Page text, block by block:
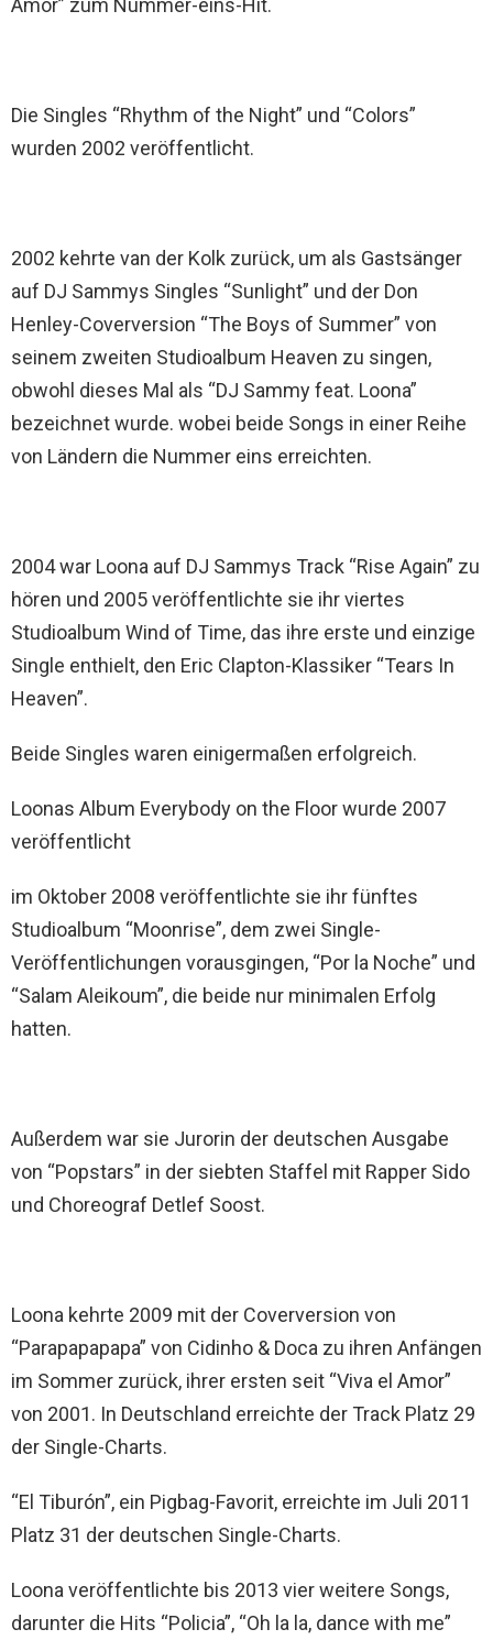
Amor” zum Nummer-eins-Hit.
Die Singles “Rhythm of the Night” und “Colors”
wurden 2002 veröffentlicht.
2002 kehrte van der Kolk zurück, um als Gastsänger
auf DJ Sammys Singles “Sunlight” und der Don
Henley-Coverversion “The Boys of Summer” von
seinem zweiten Studioalbum Heaven zu singen,
obwohl dieses Mal als “DJ Sammy feat. Loona”
bezeichnet wurde. wobei beide Songs in einer Reihe
von Ländern die Nummer eins erreichten.
2004 war Loona auf DJ Sammys Track “Rise Again” zu
hören und 2005 veröffentlichte sie ihr viertes
Studioalbum Wind of Time, das ihre erste und einzige
Single enthielt, den Eric Clapton-Klassiker “Tears In
Heaven”.
Beide Singles waren einigermaßen erfolgreich.
Loonas Album Everybody on the Floor wurde 2007
veröffentlicht
im Oktober 2008 veröffentlichte sie ihr fünftes
Studioalbum “Moonrise”, dem zwei Single-
Veröffentlichungen vorausgingen, “Por la Noche” und
“Salam Aleikoum”, die beide nur minimalen Erfolg
hatten.
Außerdem war sie Jurorin der deutschen Ausgabe
von “Popstars” in der siebten Staffel mit Rapper Sido
und Choreograf Detlef Soost.
Loona kehrte 2009 mit der Coverversion von
“Parapapapapa” von Cidinho & Doca zu ihren Anfängen
im Sommer zurück, ihrer ersten seit “Viva el Amor”
von 2001. In Deutschland erreichte der Track Platz 29
der Single-Charts.
“El Tiburón”, ein Pigbag-Favorit, erreichte im Juli 2011
Platz 31 der deutschen Single-Charts.
Loona veröffentlichte bis 2013 vier weitere Songs,
darunter die Hits “Policia”, “Oh la la, dance with me”